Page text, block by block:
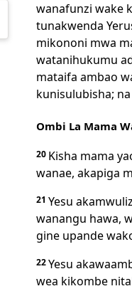
wanafunzi wake
tunakwenda
mikononi mwa
watanihukumu
mataifa ambao
kunisulubisha;
Ombi La Mama
20 Kisha mama
wanae, akapiga
21 Yesu
wanangu hawa,
gine upande
22Yesu
wea kikombe